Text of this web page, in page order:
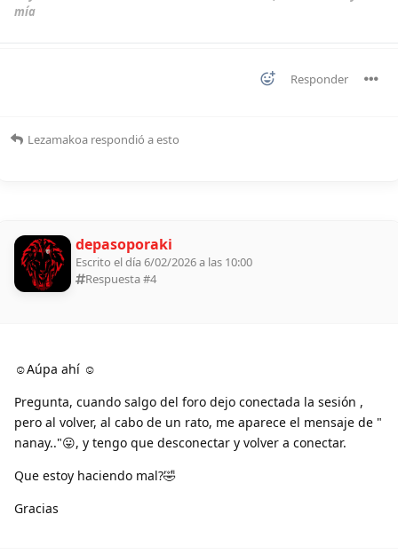
mía
Responder
Lezamakoa respondió a esto
depasoporaki
Escrito el día 6/02/2026 a las 10:00
Respuesta #4
☺Aúpa ahí ☺
Pregunta, cuando salgo del foro dejo conectada la sesión ,
pero al volver, al cabo de un rato, me aparece el mensaje de "
nanay.."😛, y tengo que desconectar y volver a conectar.
Que estoy haciendo mal?🤣
Gracias